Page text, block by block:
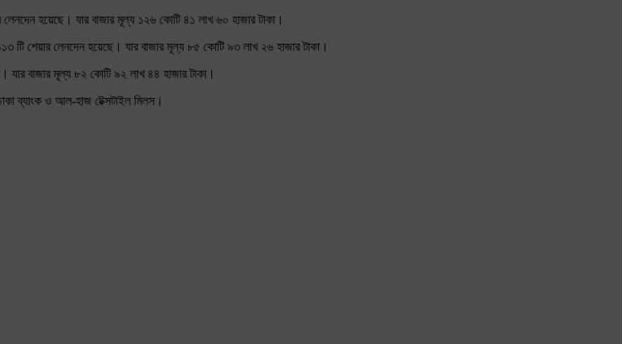
লেনদেন হয়েছে। যার বাজার মূল্য ১২৬ কোটি ৪১ লাখ ৬০ হাজার টাকা।
টি শেয়ার লেনদেন হয়েছে। যার বাজার মূল্য ৮৫ কোটি ৯৩ লাখ ২৬ হাজার টাকা।
যার বাজার মূল্য ৮২ কোটি ৯২ লাখ ৪৪ হাজার টাকা।
ব্যাংক ও আল-হাজ টেক্সটাইল মিলস।